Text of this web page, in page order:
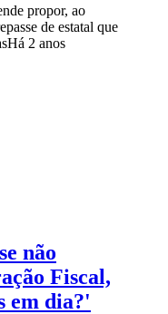
propor, ao
de estatal que
Há 2 anos
não
Fiscal,
em dia?'